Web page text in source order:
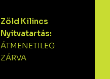
Zöld Kilincs
Nyitvatartás:
ÁTMENETILEG
ZÁRVA